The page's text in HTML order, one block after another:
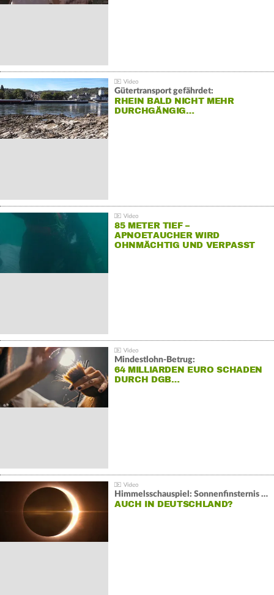
Gütertransport gefährdet:
RHEIN BALD NICHT MEHR
DURCHGÄNGIG…
85 METER TIEF –
APNOETAUCHER WIRD
OHNMÄCHTIG UND VERPASST
Mindestlohn-Betrug:
64 MILLIARDEN EURO SCHADEN
DURCH DGB…
Himmelsschauspiel: Sonnenfinsternis über Spanien
AUCH IN DEUTSCHLAND?